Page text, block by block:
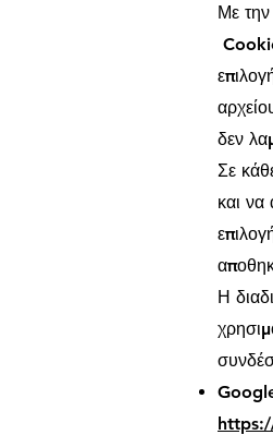
Με
δεν
Σε
και να
Η